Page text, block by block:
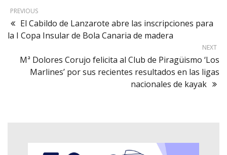
PREVIOUS
El Cabildo de Lanzarote abre las inscripciones para
la I Copa Insular de Bola Canaria de madera
NEXT
Mª Dolores Corujo felicita al Club de Piragüismo ‘Los
Marlines’ por sus recientes resultados en las ligas
nacionales de kayak